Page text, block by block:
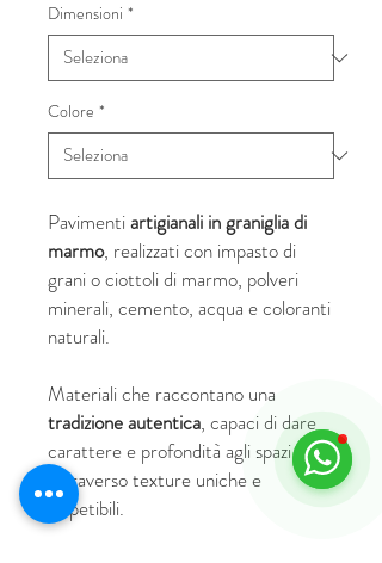
Dimensioni *
Colore *
Pavimentiartigianali in graniglia di
marmo, realizzati con impasto di
grani o ciottoli di marmo, polveri
minerali, cemento, acqua e coloranti
naturali.
Materiali che raccontano una
tradizione autentica, capaci di dare
carattere e profondità agli spazi
attraverso texture uniche e
irripetibili.